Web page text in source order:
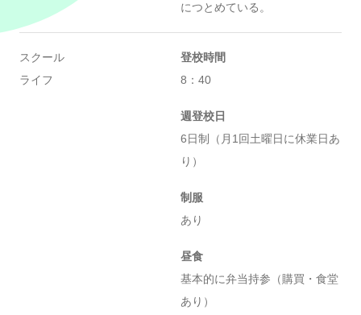
につとめている。
スクール
ライフ
登校時間
8：40
週登校日
6日制（月1回土曜日に休業日あ
り）
制服
あり
昼食
基本的に弁当持参（購買・食堂
あり）